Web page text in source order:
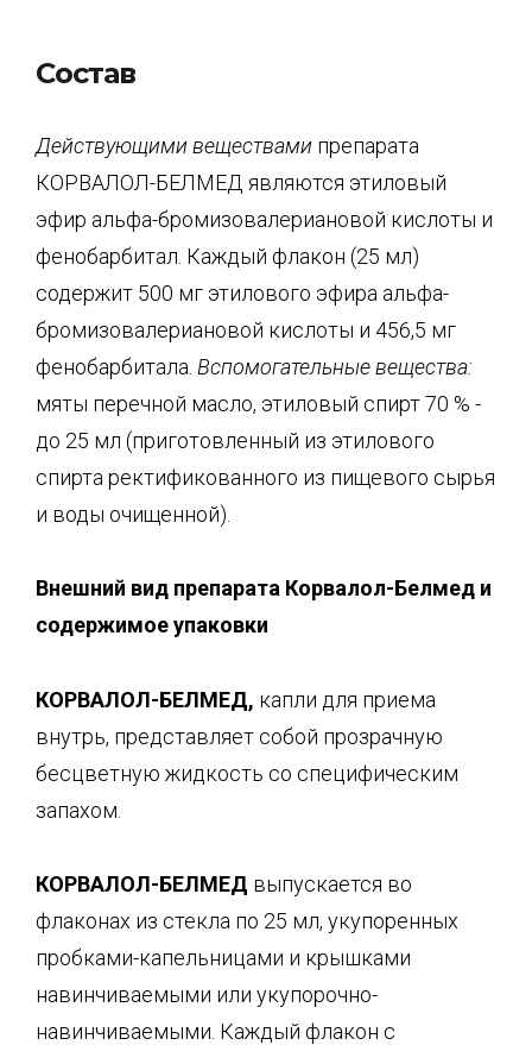
Состав
Действующими веществами препарата
КОРВАЛОЛ-БЕЛМЕД являются этиловый
эфир альфа-бромизовалериановой кислоты и
фенобарбитал. Каждый флакон (25 мл)
содержит 500 мг этилового эфира альфа-
бромизовалериановой кислоты и 456,5 мг
фенобарбитала. Вспомогательные вещества:
мяты перечной масло, этиловый спирт 70 % -
до 25 мл (приготовленный из этилового
спирта ректификованного из пищевого сырья
и воды очищенной).
Внешний вид препарата Корвалол-Белмед и
содержимое упаковки
КОРВАЛОЛ-БЕЛМЕД, капли для приема
внутрь, представляет собой прозрачную
бесцветную жидкость со специфическим
запахом.
КОРВАЛОЛ-БЕЛМЕД выпускается во
флаконах из стекла по 25 мл, укупоренных
пробками-капельницами и крышками
навинчиваемыми или укупорочно-
навинчиваемыми. Каждый флакон с